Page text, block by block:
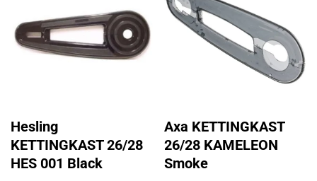
Hesling
KETTINGKAST 26/28
HES 001 Black
Axa KETTINGKAST
26/28 KAMELEON
Smoke